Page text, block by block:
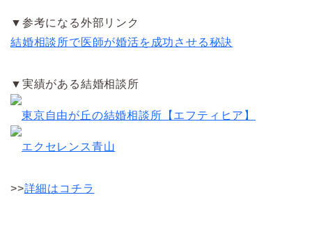
▼参考になる外部リンク
結婚相談所で医師が婚活を成功させる秘訣
▼実績がある結婚相談所
東京自由が丘の結婚相談所【エフティヒア】
エクセレンス青山
>>詳細はコチラ